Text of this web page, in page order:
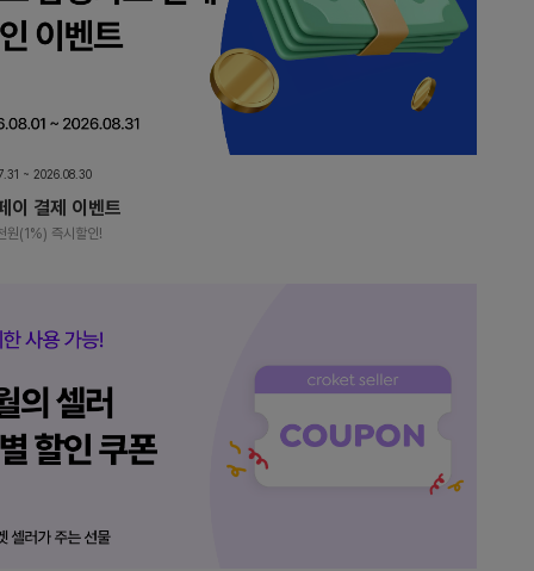
~ 2026.08.30
이 결제 이벤트
원(1%) 즉시할인!